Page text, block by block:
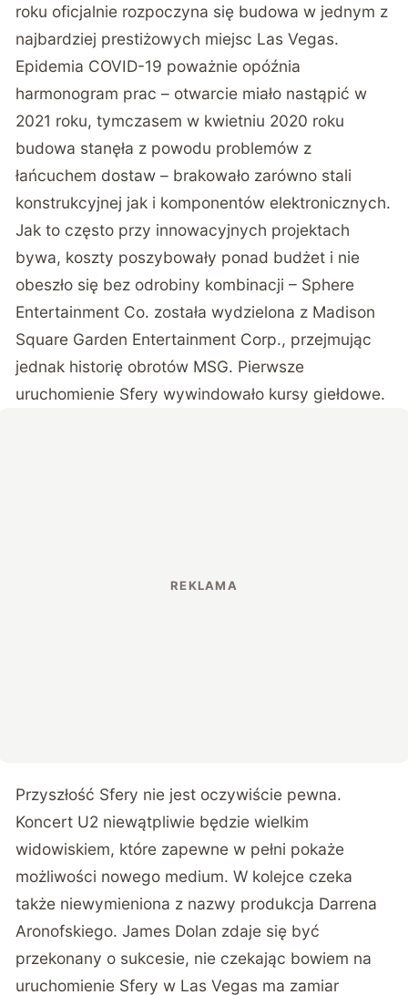
roku oficjalnie rozpoczyna się budowa w jednym z
najbardziej prestiżowych miejsc Las Vegas.
Epidemia COVID-19 poważnie opóźnia
harmonogram prac – otwarcie miało nastąpić w
2021 roku, tymczasem w kwietniu 2020 roku
budowa stanęła z powodu problemów z
łańcuchem dostaw – brakowało zarówno stali
konstrukcyjnej jak i komponentów elektronicznych.
Jak to często przy innowacyjnych projektach
bywa, koszty poszybowały ponad budżet i nie
obeszło się bez odrobiny kombinacji – Sphere
Entertainment Co. została wydzielona z Madison
Square Garden Entertainment Corp., przejmując
jednak historię obrotów MSG. Pierwsze
uruchomienie Sfery wywindowało kursy giełdowe.
Przyszłość Sfery nie jest oczywiście pewna.
Koncert U2 niewątpliwie będzie wielkim
widowiskiem, które zapewne w pełni pokaże
możliwości nowego medium. W kolejce czeka
także niewymieniona z nazwy produkcja Darrena
Aronofskiego. James Dolan zdaje się być
przekonany o sukcesie, nie czekając bowiem na
uruchomienie Sfery w Las Vegas ma zamiar